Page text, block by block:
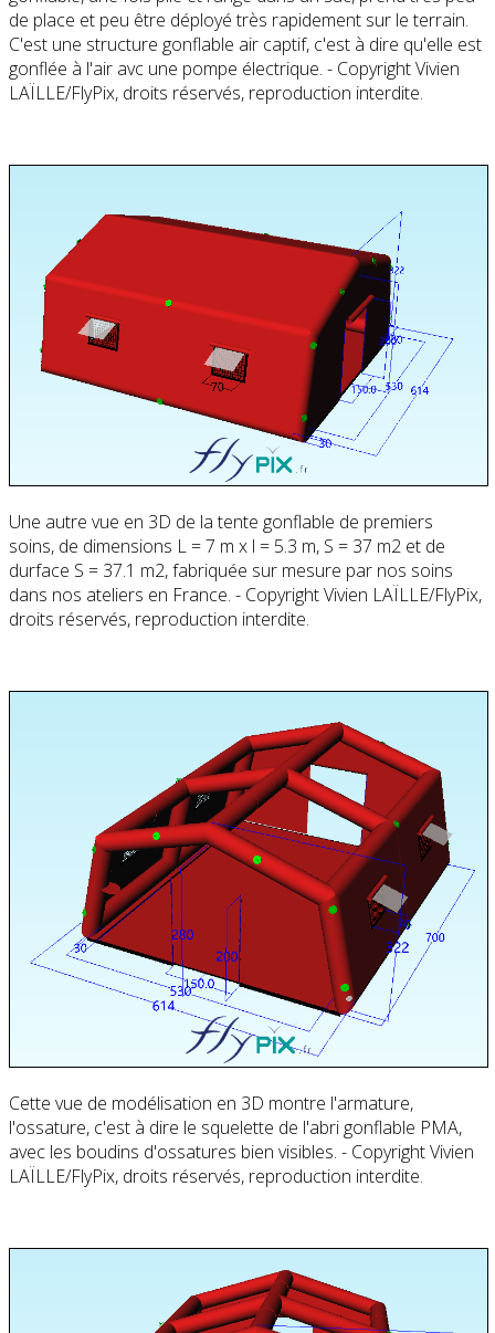
de place et peu être déployé très rapidement sur le terrain.
C'est une structure gonflable air captif, c'est à dire qu'elle est
gonflée à l'air avc une pompe électrique. - Copyright Vivien
LAÏLLE/FlyPix, droits réservés, reproduction interdite.
Une autre vue en 3D de la tente gonflable de premiers
soins, de dimensions L = 7 m x l = 5.3 m, S = 37 m2 et de
durface S = 37.1 m2, fabriquée sur mesure par nos soins
dans nos ateliers en France. - Copyright Vivien LAÏLLE/FlyPix,
droits réservés, reproduction interdite.
Cette vue de modélisation en 3D montre l'armature,
l'ossature, c'est à dire le squelette de l'abri gonflable PMA,
avec les boudins d'ossatures bien visibles. - Copyright Vivien
LAÏLLE/FlyPix, droits réservés, reproduction interdite.